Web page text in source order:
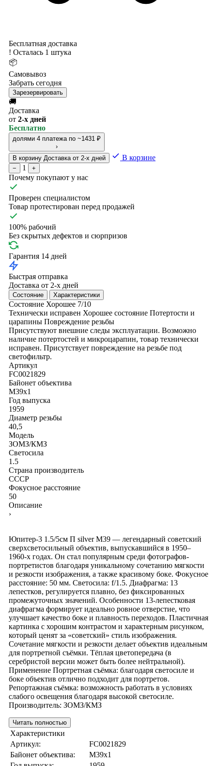
Бесплатная доставка
! Осталась 1 штука
📦
Самовывоз
Забрать сегодня
Зарезервировать
🚚
Доставка
от 2-х дней
Бесплатно
долями 4 платежа по ~1431 ₽
›
В корзину Доставка от 2-х дней В корзине
− 1 +
Почему покупают у нас
Проверен специалистом
Товар протестирован перед продажей
100% рабочий
Без скрытых дефектов и сюрпризов
Гарантия 14 дней
Быстрая отправка
Доставка от 2-х дней
Состояние Характеристики
Состояние Хорошее 7/10
Технически исправен Хорошее состояние Потертости и
царапины Повреждение резьбы
Присутствуют внешние следы эксплуатации. Возможно
наличие потертостей и микроцарапин, товар технически
исправен. Присутствует повреждение на резьбе под
светофильтр.
Артикул
FC0021829
Байонет объектива
M39x1
Год выпуска
1959
Диаметр резьбы
40,5
Модель
ЗОМЗ/КМЗ
Светосила
1.5
Страна производитель
СССР
Фокусное расстояние
50
Описание
›
Юпитер-3 1.5/5см П silver М39 — легендарный советский
сверхсветосильный объектив, выпускавшийся в 1950–
1960-х годах. Он стал популярным среди фотографов-
портретистов благодаря уникальному сочетанию мягкости
и резкости изображения, а также красивому боке. Фокусное
расстояние: 50 мм. Светосила: f/1.5. Диафрагма: 13
лепестков, регулируется плавно, без фиксированных
промежуточных значений. Особенности 13-лепестковая
диафрагма формирует идеально ровное отверстие, что
улучшает качество боке и плавность переходов. Пластичная
картинка с хорошим контрастом и характерным рисунком,
который ценят за «советский» стиль изображения.
Сочетание мягкости и резкости делает объектив идеальным
для портретной съёмки. Тёплая цветопередача (в
серебристой версии может быть более нейтральной).
Применение Портретная съёмка: благодаря светосиле и
боке объектив отлично подходит для портретов.
Репортажная съёмка: возможность работать в условиях
слабого освещения благодаря высокой светосиле.
Производитель: ЗОМЗ/КМЗ
Читать полностью
Характеристики
Артикул:
FC0021829
Байонет объектива:
M39x1